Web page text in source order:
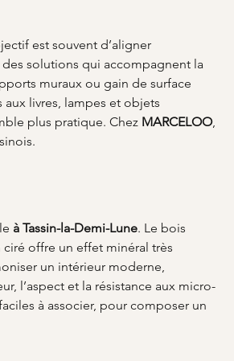
est souvent d’aligner
solutions qui accompagnent la
muraux ou gain de surface
livres, lampes et objets
plus pratique. Chez MARCELOO,
à Tassin-la-Demi-Lune. Le bois
offre un effet minéral très
un intérieur moderne,
l’aspect et la résistance aux micro-
à associer, pour composer un